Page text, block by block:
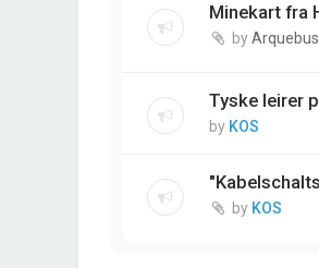
Minekart fra
byArquebus
Tyske leirer
by KOS
by KOS